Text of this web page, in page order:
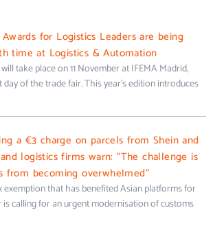
for Logistics Leaders are being
time at Logistics & Automation
take place on 11 November at IFEMA Madrid,
of the trade fair. This year’s edition introduces
a €3 charge on parcels from Shein and
logistics firms warn: “The challenge is
from becoming overwhelmed”
exemption that has benefited Asian platforms for
calling for an urgent modernisation of customs